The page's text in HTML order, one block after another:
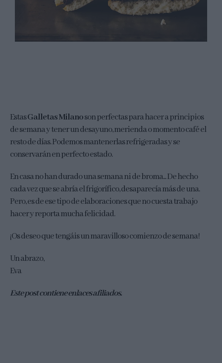
EstasGalletas Milanoson perfectas para hacer a principios
de semana y tener un desayuno, merienda o momento café el
resto de días. Podemos mantenerlas refrigeradas y se
conservarán en perfecto estado.
En casa no han durado una semana ni de broma... De hecho
cada vez que se abría el frigorífico, desaparecía más de una.
Pero, es de ese tipo de elaboraciones que no cuesta trabajo
hacer y reporta mucha felicidad.
¡Os deseo que tengáis un maravilloso comienzo de semana!
Un abrazo,
Eva
Este post contiene enlaces afiliados.